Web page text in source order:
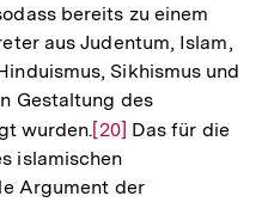
bereits zu einem
aus Judentum, Islam,
Sikhismus und
Gestaltung des
wurden.Zur
Auflösung
der
[20] Das für die
islamischen
Argument der